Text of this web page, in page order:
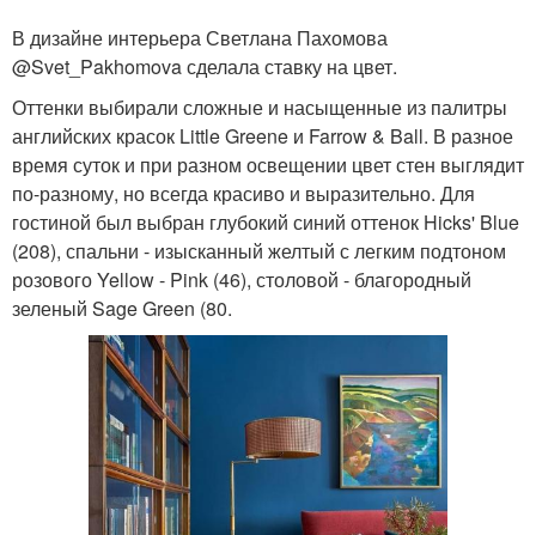
В дизайне интерьера Светлана Пахомова
@Svet_Pakhomova сделала ставку на цвет.
Оттенки выбирали сложные и насыщенные из палитры
английских красок Little Greene и Farrow & Ball. В разное
время суток и при разном освещении цвет стен выглядит
по-разному, но всегда красиво и выразительно. Для
гостиной был выбран глубокий синий оттенок Hicks' Blue
(208), спальни - изысканный желтый с легким подтоном
розового Yellow - Pink (46), столовой - благородный
зеленый Sage Green (80.